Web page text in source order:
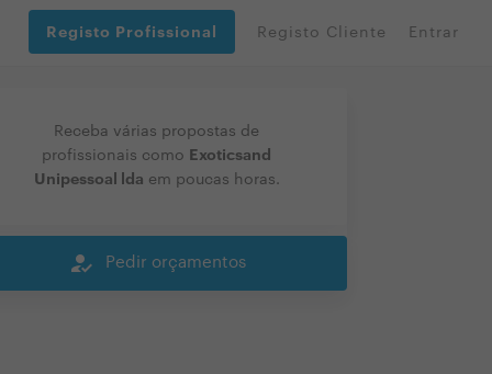
Registo Profissional Registo Cliente Entrar
Receba várias propostas de
profissionais como Exoticsand
Unipessoal lda em poucas horas.
how_to_reg Pedir orçamentos